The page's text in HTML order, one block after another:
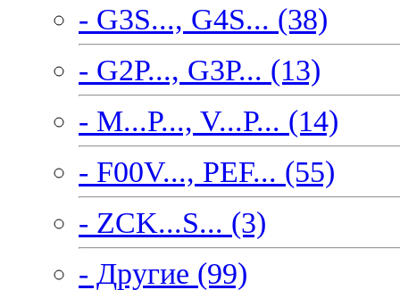
- G3S..., G4S... (38)
- G2P..., G3P... (13)
- M...P..., V...P... (14)
- F00V..., PEF... (55)
- ZCK...S... (3)
- Другие (99)